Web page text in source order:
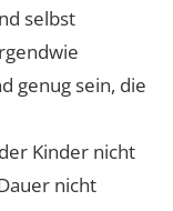
selbst
genug sein, die
Kinder nicht
nicht